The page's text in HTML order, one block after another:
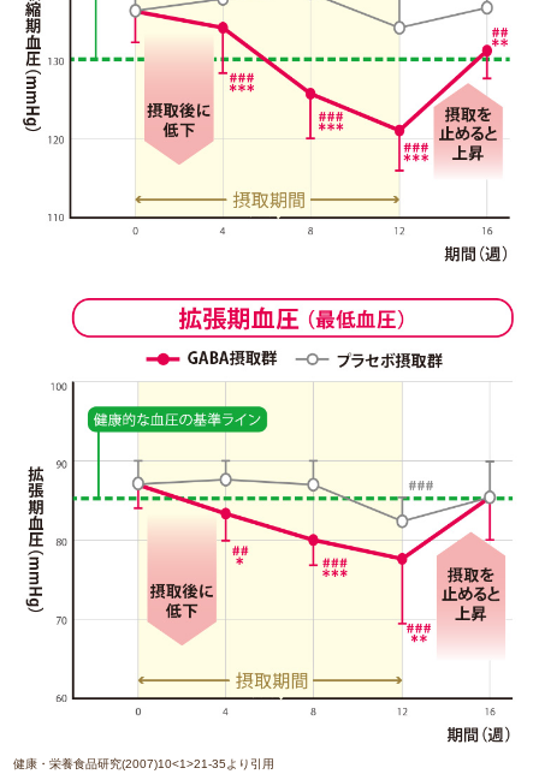
健康・栄養食品研究(2007)10<1>21-35より引用